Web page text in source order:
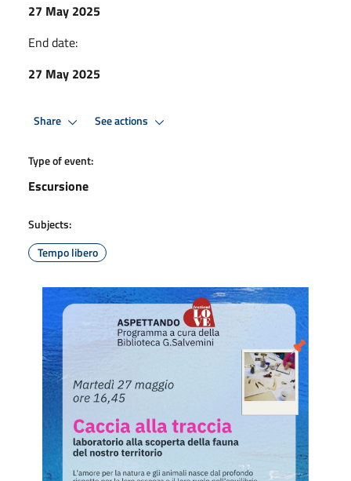
27 May 2025
End date:
27 May 2025
Share See actions
Type of event:
Escursione
Subjects:
Tempo libero